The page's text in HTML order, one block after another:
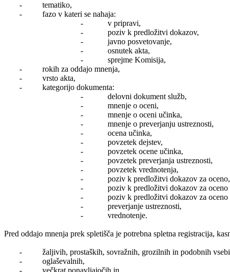
- tematiko,
- fazo v kateri se nahaja:
- v pripravi,
- poziv k predložitvi dokazov,
- javno posvetovanje,
- osnutek akta,
- sprejme Komisija,
- rokih za oddajo mnenja,
- vrsto akta,
- kategorijo dokumenta:
- delovni dokument služb,
- mnenje o oceni,
- mnenje o oceni učinka,
- mnenje o preverjanju ustreznosti,
- ocena učinka,
- povzetek dejstev,
- povzetek ocene učinka,
- povzetek preverjanja ustreznosti,
- povzetek vrednotenja,
- poziv k predložitvi dokazov za oceno,
- poziv k predložitvi dokazov za oceno
- poziv k predložitvi dokazov za oceno
- preverjanje ustreznosti,
- vrednotenje.
Pred oddajo mnenja prek spletišča je potrebna spletna registracija,
- žaljivih, prostaških, sovražnih, grozilnih in podobnih
- oglaševalnih,